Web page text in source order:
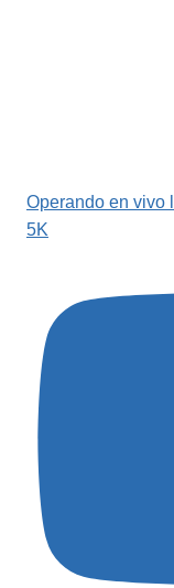
Operando en vivo
5K